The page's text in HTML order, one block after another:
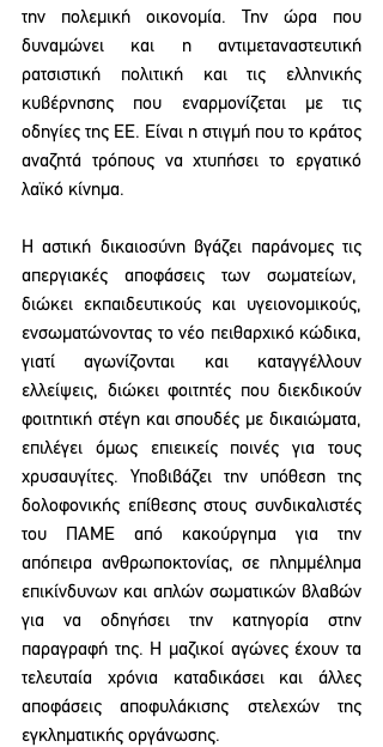
την πολεμική οικονομία. Την ώρα που
δυναμώνει και η αντιμεταναστευτική
ρατσιστική πολιτική και τις ελληνικής
κυβέρνησης που εναρμονίζεται με τις
οδηγίες της ΕΕ. Είναι η στιγμή που το κράτος
αναζητά τρόπους να χτυπήσει το εργατικό
λαϊκό κίνημα.
Η αστική δικαιοσύνη βγάζει παράνομες τις
απεργιακές αποφάσεις των σωματείων,
διώκει εκπαιδευτικούς και υγειονομικούς,
ενσωματώνοντας το νέο πειθαρχικό κώδικα,
γιατί αγωνίζονται και καταγγέλλουν
ελλείψεις, διώκει φοιτητές που διεκδικούν
φοιτητική στέγη και σπουδές με δικαιώματα,
επιλέγει όμως επιεικείς ποινές για τους
χρυσαυγίτες. Υποβιβάζει την υπόθεση της
δολοφονικής επίθεσης στους συνδικαλιστές
του ΠΑΜΕ από κακούργημα για την
απόπειρα ανθρωποκτονίας, σε πλημμέλημα
επικίνδυνων και απλών σωματικών βλαβών
για να οδηγήσει την κατηγορία στην
παραγραφή της. Η μαζικοί αγώνες έχουν τα
τελευταία χρόνια καταδικάσει και άλλες
αποφάσεις αποφυλάκισης στελεχών της
εγκληματικής οργάνωσης.